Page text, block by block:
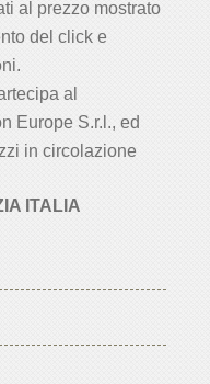
al prezzo mostrato
del click e
al
Europe S.r.l., ed
in circolazione
ITALIA